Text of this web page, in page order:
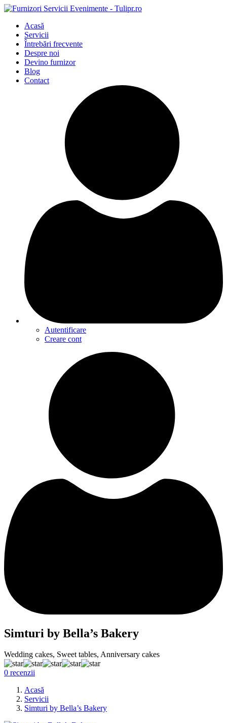
Acasă
Servicii
Întrebări frecvente
Despre noi
Devino furnizor
Blog
Contact
Autentificare
Creare cont
Simturi by Bella’s Bakery
Wedding cakes, Sweet tables, Anniversary cakes
0 recenzii
Acasă
Servicii
Simturi by Bella’s Bakery